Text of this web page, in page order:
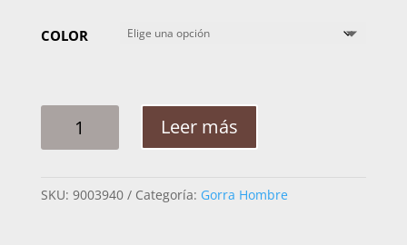
COLOR
HOMBRE
ESTAMPADO
Leer más
SKU: 9003940 Categoría: Gorra Hombre